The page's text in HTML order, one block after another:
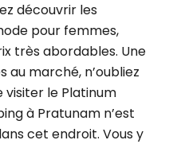
découvrir les
pour femmes,
très abordables. Une
marché, n’oubliez
le Platinum
à Pratunam n’est
cet endroit. Vous y